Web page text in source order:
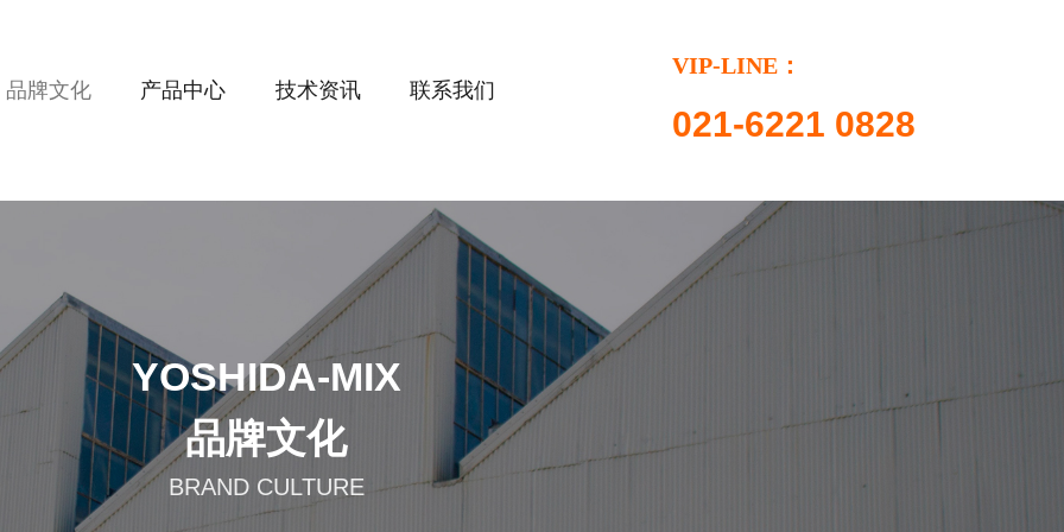
品牌文化 产品中心 技术资讯 联系我们
021-6221 0828
VIP-LINE：
YOSHIDA-MIX
品牌文化
BRAND CULTURE